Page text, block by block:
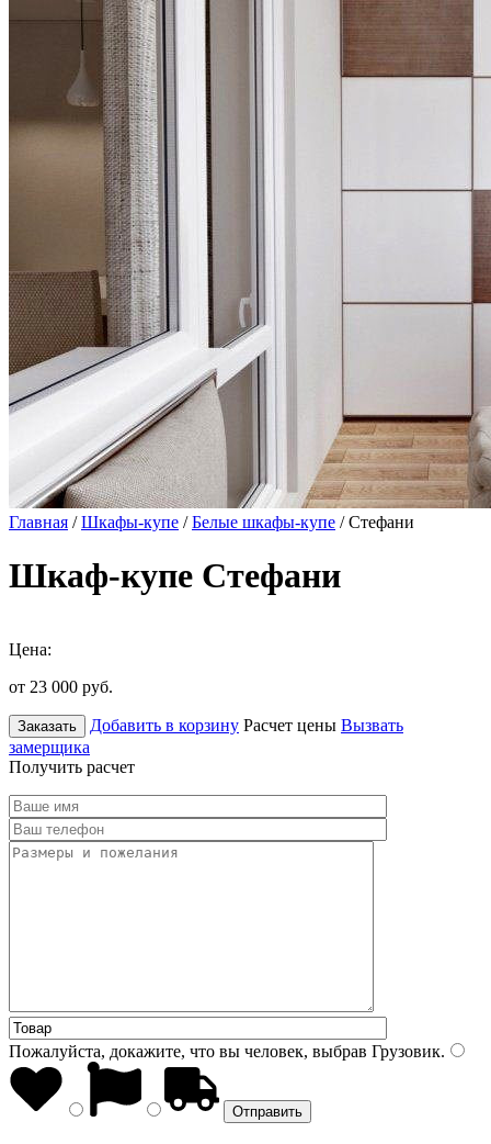
Главная /Шкафы-купе /Белые шкафы-купе / Стефани
Шкаф-купе Стефани
Цена:
от 23 000 руб.
Заказать Добавить в корзину Расчет цены Вызвать
замерщика
Получить расчет
Пожалуйста, докажите, что вы человек, выбрав Грузовик.